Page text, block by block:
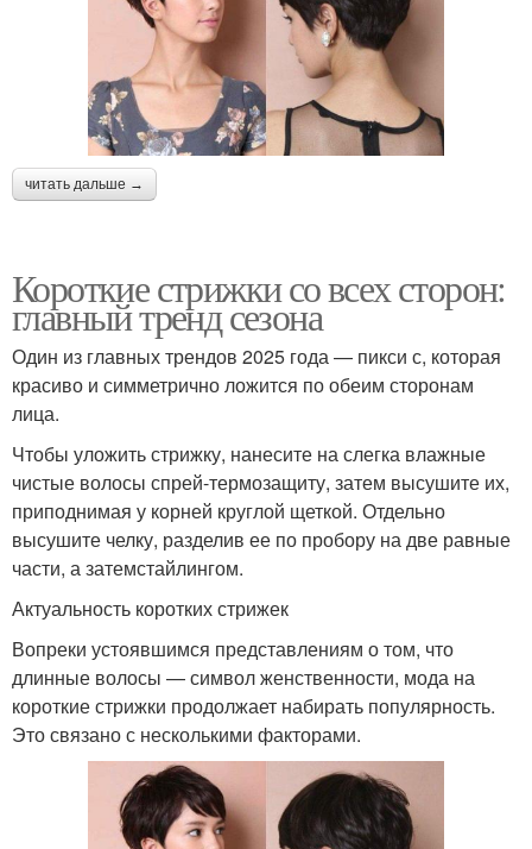
читать дальше →
Короткие стрижки со всех сторон:
главный тренд сезона
Один из главных трендов 2025 года — пикси с, которая
красиво и симметрично ложится по обеим сторонам
лица.
Чтобы уложить стрижку, нанесите на слегка влажные
чистые волосы спрей-термозащиту, затем высушите их,
приподнимая у корней круглой щеткой. Отдельно
высушите челку, разделив ее по пробору на две равные
части, а затемстайлингом.
Актуальность коротких стрижек
Вопреки устоявшимся представлениям о том, что
длинные волосы — символ женственности, мода на
короткие стрижки продолжает набирать популярность.
Это связано с несколькими факторами.